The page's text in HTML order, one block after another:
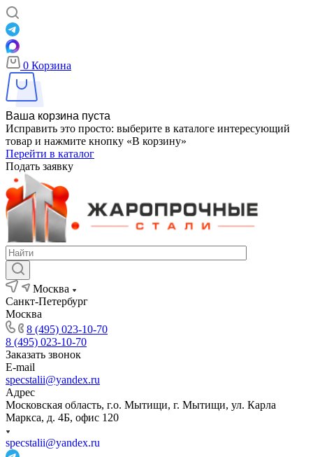
0 Корзина
Ваша корзина пуста
Исправить это просто: выберите в каталоге интересующий
товар и нажмите кнопку «В корзину»
Перейти в каталог
Подать заявку
Москва
Санкт-Петербург
Москва
8 (495) 023-10-70
8 (495) 023-10-70
Заказать звонок
E-mail
specstalii@yandex.ru
Адрес
Московская область, г.о. Мытищи, г. Мытищи, ул. Карла
Маркса, д. 4Б, офис 120
specstalii@yandex.ru